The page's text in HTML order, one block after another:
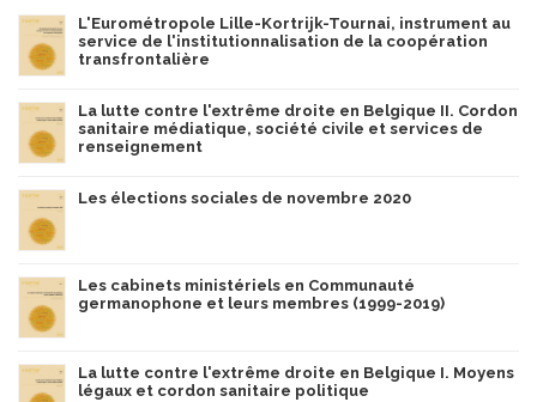
L'Eurométropole Lille-Kortrijk-Tournai, instrument au
service de l'institutionnalisation de la coopération
transfrontalière
La lutte contre l'extrême droite en Belgique II. Cordon
sanitaire médiatique, société civile et services de
renseignement
Les élections sociales de novembre 2020
Les cabinets ministériels en Communauté
germanophone et leurs membres (1999-2019)
La lutte contre l'extrême droite en Belgique I. Moyens
légaux et cordon sanitaire politique